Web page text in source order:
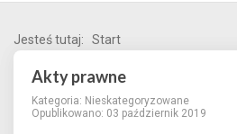
Jesteś tutaj: Start
Akty prawne
Kategoria: Nieskategoryzowane
Opublikowano: 03 październik 2019